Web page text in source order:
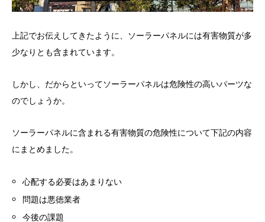
上記でお伝えしてきたように、ソーラーパネルには有害物質が多
少なりとも含まれています。
しかし、だからといってソーラーパネルは危険性の高いパーツな
のでしょうか。
ソーラーパネルに含まれる有害物質の危険性について下記の内容
にまとめました。
心配する必要はあまりない
問題は悪徳業者
今後の課題